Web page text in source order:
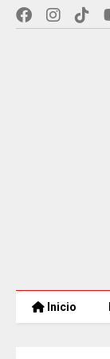
Inicio